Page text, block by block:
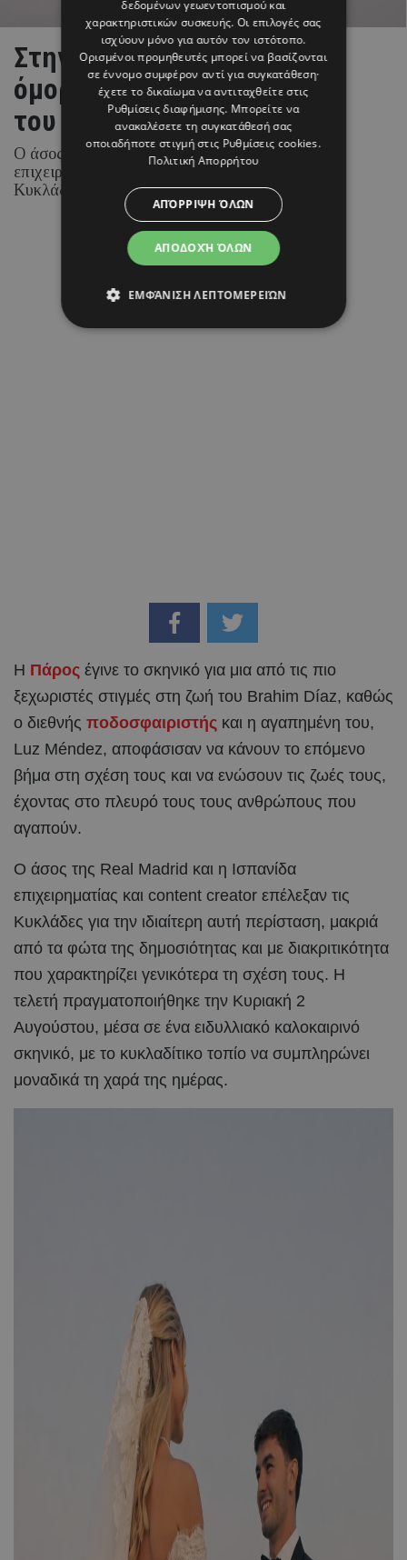
Στην Πάρο γράφτηκε το πιο
όμορφο κεφάλαιο της ζωής
του Brahim Díaz
Ο άσος της Real Madrid και η Ισπανίδα
επιχειρηματίας και content creator επέλεξαν τις
Κυκλάδες για την ιδιαίτερη αυτή περίσταση.
08 ΑΥΓΟΥΣΤΟΥ 26 - 17:01
Η Πάρος έγινε το σκηνικό για μια από τις πιο
ξεχωριστές στιγμές στη ζωή του Brahim Díaz, καθώς
ο διεθνής ποδοσφαιριστής και η αγαπημένη του,
Luz Méndez, αποφάσισαν να κάνουν το επόμενο
βήμα στη σχέση τους και να ενώσουν τις ζωές τους,
έχοντας στο πλευρό τους τους ανθρώπους που
αγαπούν.
Ο άσος της Real Madrid και η Ισπανίδα
επιχειρηματίας και content creator επέλεξαν τις
Κυκλάδες για την ιδιαίτερη αυτή περίσταση, μακριά
από τα φώτα της δημοσιότητας και με διακριτικότητα
που χαρακτηρίζει γενικότερα τη σχέση τους. Η
τελετή πραγματοποιήθηκε την Κυριακή 2
Αυγούστου, μέσα σε ένα ειδυλλιακό καλοκαιρινό
σκηνικό, με το κυκλαδίτικο τοπίο να συμπληρώνει
μοναδικά τη χαρά της ημέρας.
δεδομένων γεωεντοπισμού και
χαρακτηριστικών συσκευής. Οι επιλογές σας
ισχύουν μόνο για αυτόν τον ιστότοπο.
Ορισμένοι προμηθευτές μπορεί να βασίζονται
σε έννομο συμφέρον αντί για συγκατάθεση·
έχετε το δικαίωμα να αντιταχθείτε στις
Ρυθμίσεις διαφήμισης. Μπορείτε να
ανακαλέσετε τη συγκατάθεσή σας
οποιαδήποτε στιγμή στις Ρυθμίσεις cookies.
Πολιτική Απορρήτου
ΑΠΟΔΟΧΉ ΌΛΩΝ
ΑΠΌΡΡΙΨΗ ΌΛΩΝ
ΕΜΦΆΝΙΣΗ ΛΕΠΤΟΜΕΡΕΙΏΝ